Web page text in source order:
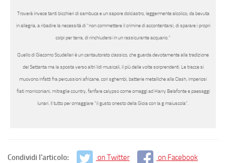
Troverà invece tanti bicchieri di sambuca e un sapore dolciastro, leggermente alcolico, da bevuta
in allegria, a ribadire la necessità di “non commettere il crimine di accontentarsi, di sparare i propri
colpi per terra, di rinchiudersi in un rassicurante acquario.”
Quello di Giacomo Scudellari è un cantautorato classico, che guarda devotamente alla tradizione
dei Settanta ma la sposta verso altri lidi musicali, il più delle volte sorprendenti. Le tracce si
muovono infatti fra percussioni africane, cori sghembi, batterie metalliche alla Clash, imperiosi
fiati morriconiani, mitraglie country, fanfare calypso come omaggi ad Harry Belafonte e paesaggi
lunari. Il tutto per omaggiare “il gusto onesto della Gioia con la g maiuscola”.
Condividi l'articolo: on Twitter on Facebook